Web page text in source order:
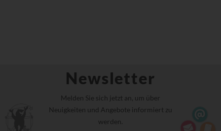
Newsletter
Melden Sie sich jetzt an, um über
Neuigkeiten und Angebote informiert zu
werden.